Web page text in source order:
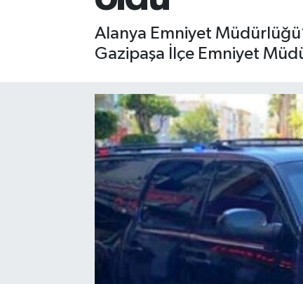
Alanya Emniyet
Gazipaşa İlçe Emniyet
Gizlilik İlkeleri - Privacy Policy